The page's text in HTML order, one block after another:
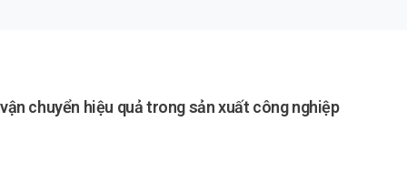
chuyển hiệu quả trong sản xuất công nghiệp